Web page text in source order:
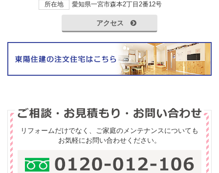
所在地
愛知県一宮市森本2丁目2番12号
アクセス
リフォームだけでなく、ご家庭のメンテナンスについても
お気軽にお問い合わせください。